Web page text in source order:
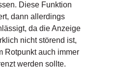
Diese Funktion
dann allerdings
da die Anzeige
nicht störend ist,
Rotpunkt auch immer
werden sollte.